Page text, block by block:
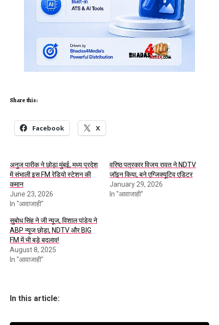
Share this:
Facebook X
अनुज पारीक ने छोड़ा मुंबई, मध्य प्रदेश
में संभाली इस FM रेडियो स्टेशन की
कमान
June 23, 2026
In "आवाजाही"
वरिष्ठ पत्रकार विजय रावत ने NDTV
जॉइन किया, बने एग्जिक्यूटिव एडिटर
January 29, 2026
In "आवाजाही"
सुबोध सिंह ने जी न्यूज, विशाल पांडेय ने
ABP न्यूज छोड़ा, NDTV और BIG
FM में भी बड़े बदलाव!
August 8, 2025
In "आवाजाही"
In this article: